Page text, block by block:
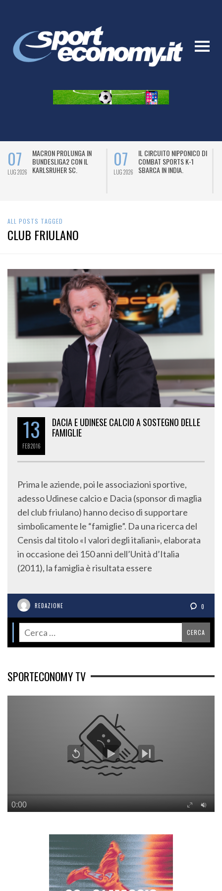
07
LUG 2026
MACRON PROLUNGA IN
BUNDESLIGA2 CON IL
KARLSRUHER SC.
07
LUG 2026
IL CIRCUITO NIPPONICO DI
COMBAT SPORTS K-1
SBARCA IN INDIA.
ALL POSTS TAGGED
CLUB FRIULANO
13
FEB2016
DACIA E UDINESE CALCIO A SOSTEGNO DELLE
FAMIGLIE
Prima le aziende, poi le associazioni sportive,
adesso Udinese calcio e Dacia (sponsor di maglia
del club friulano) hanno deciso di supportare
simbolicamente le “famiglie”. Da una ricerca del
Censis dal titolo «I valori degli italiani», elaborata
in occasione dei 150 anni dell’Unità d’Italia
(2011), la famiglia è risultata essere
REDAZIONE 0
SPORTECONOMY TV